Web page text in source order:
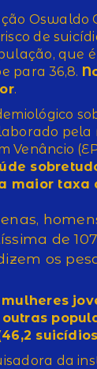
Oswaldo
de
que
para 36,8.
.
pela
Venâncio
maior taxa
de
os
da